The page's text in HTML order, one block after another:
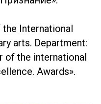
International
arts. Department:
of the international
Awards».